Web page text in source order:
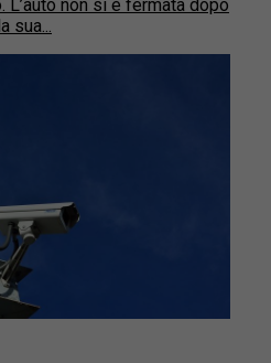
L’auto non si è fermata dopo